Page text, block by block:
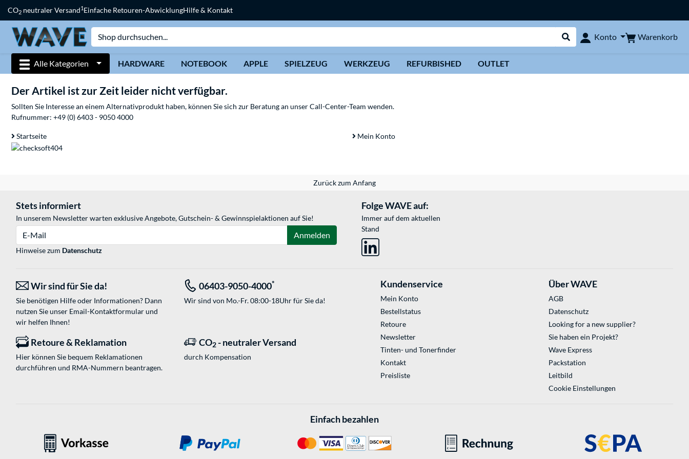
CO2 neutraler Versand1Einfache Retouren-AbwicklungHilfe & Kontakt
Suche durchführen
Konto Warenkorb
Alle Kategorien HARDWARE NOTEBOOK APPLE SPIELZEUG WERKZEUG REFURBISHED OUTLET
Der Artikel ist zur Zeit leider nicht verfügbar.
Sollten Sie Interesse an einem Alternativprodukt haben, können Sie sich zur Beratung an unser Call-Center-Team wenden.
Rufnummer: +49 (0) 6403 - 9050 4000
Startseite Mein Konto
Zurück zum Anfang
Stets informiert
In unserem Newsletter warten exklusive Angebote, Gutschein- & Gewinnspielaktionen auf Sie!
Anmelden
Hinweise zum Datenschutz
Folge WAVE auf:
Immer auf dem aktuellen
Stand
Wir sind für Sie da!
Sie benötigen Hilfe oder Informationen? Dann
nutzen Sie unser Email-Kontaktformularund
wir helfen Ihnen!
06403-9050-4000*
Wir sind von Mo.-Fr. 08:00-18Uhr für Sie da!
Retoure & Reklamation
Hier können Sie bequem Reklamationen
durchführen und RMA-Nummern beantragen.
CO2 - neutraler Versand
durch Kompensation
Kundenservice
Mein Konto
Bestellstatus
Retoure
Newsletter
Tinten- und Tonerfinder
Kontakt
Preisliste
Über WAVE
AGB
Datenschutz
Looking for a new supplier?
Sie haben ein Projekt?
Wave Express
Packstation
Leitbild
Cookie Einstellungen
Einfach bezahlen